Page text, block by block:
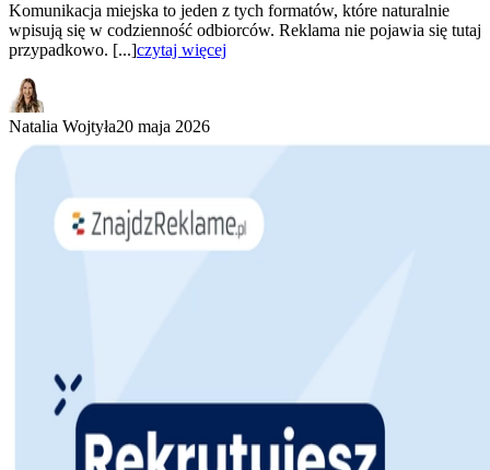
Komunikacja miejska to jeden z tych formatów, które naturalnie
wpisują się w codzienność odbiorców. Reklama nie pojawia się tutaj
przypadkowo. [...]czytaj więcej
Natalia Wojtyła20 maja 2026